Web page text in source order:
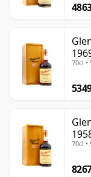
70cl •
70cl •